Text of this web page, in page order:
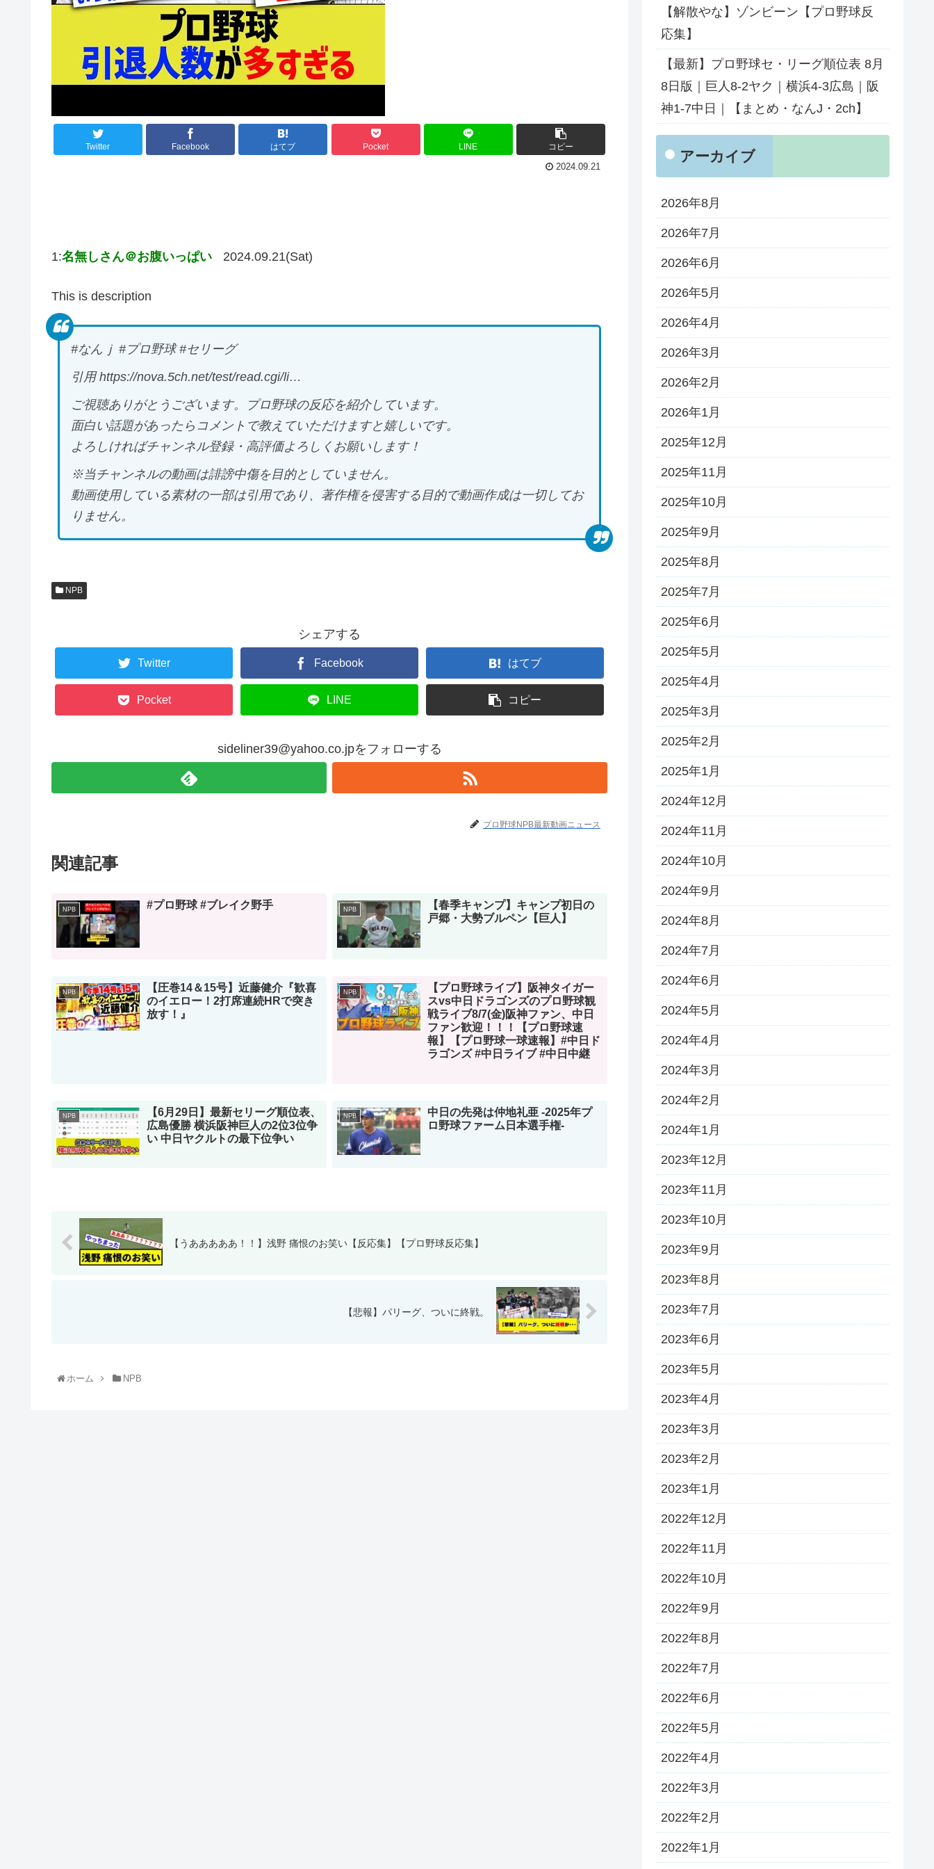
Twitter Facebook はてブ Pocket LINE コピー
2024.09.21
1:名無しさん＠お腹いっぱい 2024.09.21(Sat)
This is description
#なんｊ #プロ野球 #セリーグ
引用 https://nova.5ch.net/test/read.cgi/li…
ご視聴ありがとうございます。プロ野球の反応を紹介しています。
面白い話題があったらコメントで教えていただけますと嬉しいです。
よろしければチャンネル登録・高評価よろしくお願いします！
※当チャンネルの動画は誹謗中傷を目的としていません。
動画使用している素材の一部は引用であり、著作権を侵害する目的で動画作成は一切してお
りません。
NPB
シェアする
Twitter Facebook はてブ
Pocket LINE コピー
sideliner39@yahoo.co.jpをフォローする
プロ野球NPB最新動画ニュース
関連記事
NPB #プロ野球 #ブレイク野手 NPB
【春季キャンプ】キャンプ初日の
戸郷・大勢ブルペン【巨人】
NPB
【圧巻14＆15号】近藤健介『歓喜
のイエロー！2打席連続HRで突き
放す！』
NPB
【プロ野球ライブ】阪神タイガー
スvs中日ドラゴンズのプロ野球観
戦ライブ8/7(金)阪神ファン、中日
ファン歓迎！！！【プロ野球速
報】【プロ野球一球速報】#中日ド
ラゴンズ #中日ライブ #中日中継
NPB
【6月29日】最新セリーグ順位表、
広島優勝 横浜阪神巨人の2位3位争
い 中日ヤクルトの最下位争い
NPB
中日の先発は仲地礼亜 -2025年プ
ロ野球ファーム日本選手権-
【うあああああ！！】浅野 痛恨のお笑い【反応集】【プロ野球反応集】
【悲報】パリーグ、ついに終戦。
ホーム NPB
【解散やな】ゾンビーン【プロ野球反
応集】
【最新】プロ野球セ・リーグ順位表 8月
8日版｜巨人8-2ヤク｜横浜4-3広島｜阪
神1-7中日｜【まとめ・なんJ・2ch】
アーカイブ
2026年8月
2026年7月
2026年6月
2026年5月
2026年4月
2026年3月
2026年2月
2026年1月
2025年12月
2025年11月
2025年10月
2025年9月
2025年8月
2025年7月
2025年6月
2025年5月
2025年4月
2025年3月
2025年2月
2025年1月
2024年12月
2024年11月
2024年10月
2024年9月
2024年8月
2024年7月
2024年6月
2024年5月
2024年4月
2024年3月
2024年2月
2024年1月
2023年12月
2023年11月
2023年10月
2023年9月
2023年8月
2023年7月
2023年6月
2023年5月
2023年4月
2023年3月
2023年2月
2023年1月
2022年12月
2022年11月
2022年10月
2022年9月
2022年8月
2022年7月
2022年6月
2022年5月
2022年4月
2022年3月
2022年2月
2022年1月